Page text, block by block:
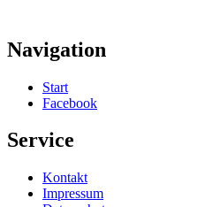
Navigation
Start
Facebook
Service
Kontakt
Impressum